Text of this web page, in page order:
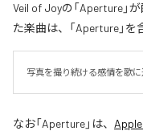
Veil of Joyの「Aperture」
た楽曲は、「Aperture」を
写真を撮り続ける感情を歌に
なお「Aperture」は、